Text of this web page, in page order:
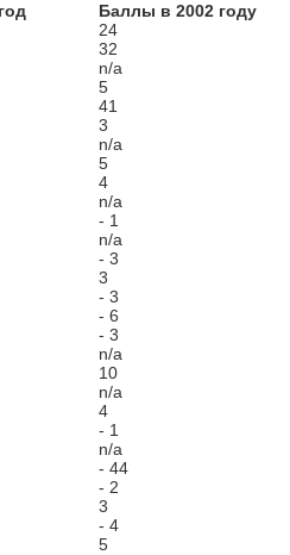
Баллы в 2002 году
24
32
n/a
5
41
3
n/a
5
4
n/a
- 1
n/a
- 3
3
- 3
- 6
- 3
n/a
10
n/a
4
- 1
n/a
- 44
- 2
3
- 4
5